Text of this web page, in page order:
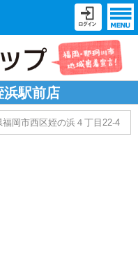
浜駅前店
福岡市西区姪の浜４丁目22-4